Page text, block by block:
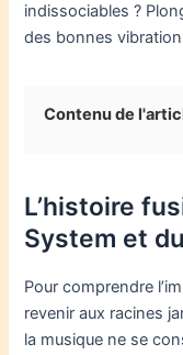
indissociables ?
des bonnes
Contenu de
L’histoire
System et
Pour comprendre
revenir aux racines
la musique ne se